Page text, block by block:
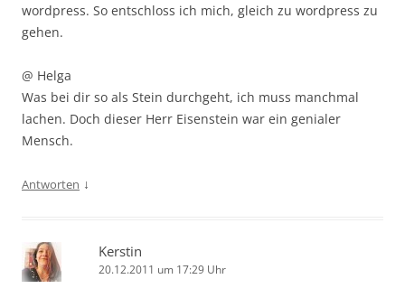
wordpress. So entschloss ich mich, gleich zu wordpress zu
gehen.
@ Helga
Was bei dir so als Stein durchgeht, ich muss manchmal
lachen. Doch dieser Herr Eisenstein war ein genialer
Mensch.
Antworten ↓
Kerstin
20.12.2011 um 17:29 Uhr